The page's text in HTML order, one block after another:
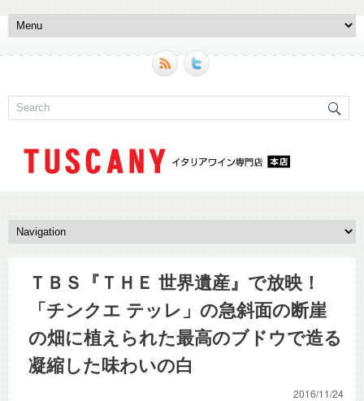
ＴＢＳ『ＴＨＥ 世界遺産』で放映！
「チンクエ テッレ」の急斜面の断崖
の畑に植えられた最高のブドウで造る
凝縮した味わいの白
2016/11/24